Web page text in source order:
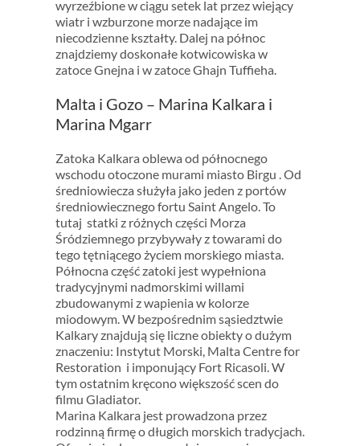
wyrzeźbione w ciągu setek lat przez wiejący
wiatr i wzburzone morze nadające im
niecodzienne kształty. Dalej na północ
znajdziemy doskonałe kotwicowiska w
zatoce Gnejna i w zatoce Ghajn Tuffieha.
Malta i Gozo – Marina Kalkara i
Marina Mgarr
Zatoka Kalkara oblewa od północnego
wschodu otoczone murami miasto Birgu . Od
średniowiecza służyła jako jeden z portów
średniowiecznego fortu Saint Angelo. To
tutaj statki z różnych części Morza
Śródziemnego przybywały z towarami do
tego tętniącego życiem morskiego miasta.
Północna część zatoki jest wypełniona
tradycyjnymi nadmorskimi willami
zbudowanymi z wapienia w kolorze
miodowym. W bezpośrednim sąsiedztwie
Kalkary znajdują się liczne obiekty o dużym
znaczeniu: Instytut Morski, Malta Centre for
Restoration i imponujący Fort Ricasoli. W
tym ostatnim kręcono większość scen do
filmu Gladiator.
Marina Kalkara jest prowadzona przez
rodzinną firmę o długich morskich tradycjach.